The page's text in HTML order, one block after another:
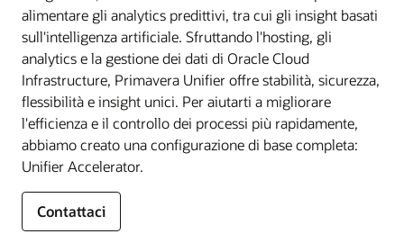
alimentare gli analytics predittivi, tra cui gli insight basati
sull'intelligenza artificiale. Sfruttando l'hosting, gli
analytics e la gestione dei dati di Oracle Cloud
Infrastructure, Primavera Unifier offre stabilità, sicurezza,
flessibilità e insight unici. Per aiutarti a migliorare
l'efficienza e il controllo dei processi più rapidamente,
abbiamo creato una configurazione di base completa:
Unifier Accelerator.
Contattaci